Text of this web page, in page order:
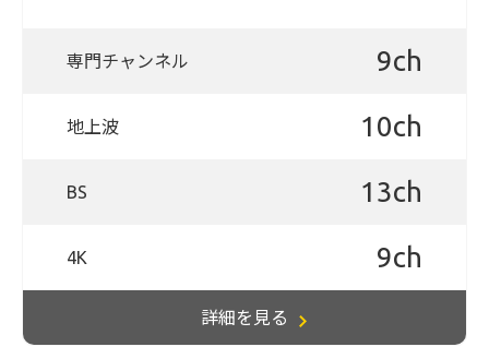
専門チャンネル 9ch
地上波 10ch
BS 13ch
4K 9ch
詳細を見る